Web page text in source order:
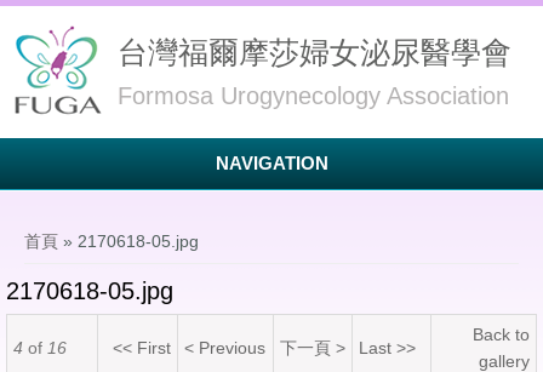
台灣福爾摩莎婦女泌尿醫學會
Formosa Urogynecology Association
NAVIGATION
首頁 » 2170618-05.jpg
2170618-05.jpg
4 of 16 << First < Previous 下一頁 > Last >>
Back to
gallery